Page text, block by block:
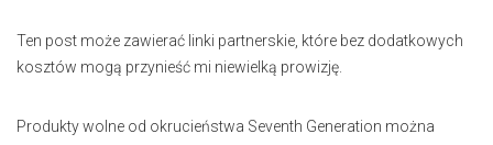
Ten post może zawierać linki partnerskie, które bez dodatkowych
kosztów mogą przynieść mi niewielką prowizję.
Produkty wolne od okrucieństwa Seventh Generation można